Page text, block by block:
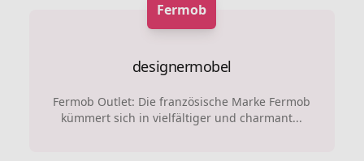
Fermob
designermobel
Fermob Outlet: Die französische Marke Fermob
kümmert sich in vielfältiger und charmant...